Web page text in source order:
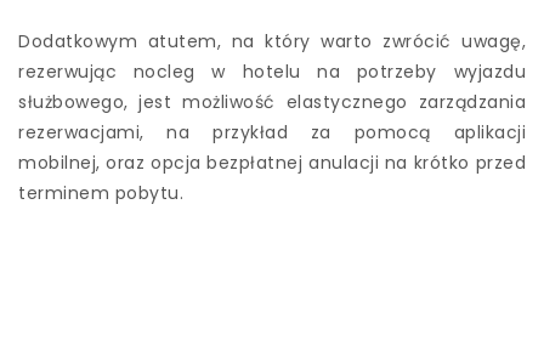
Dodatkowym atutem, na który warto zwrócić uwagę,
rezerwując nocleg w hotelu na potrzeby wyjazdu
służbowego, jest możliwość elastycznego zarządzania
rezerwacjami, na przykład za pomocą aplikacji
mobilnej, oraz opcja bezpłatnej anulacji na krótko przed
terminem pobytu.